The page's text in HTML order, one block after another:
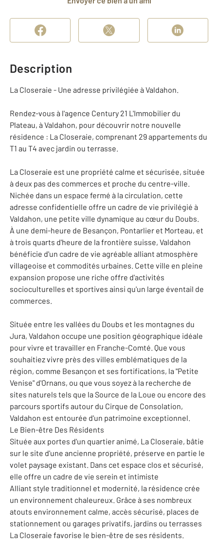
Description
La Closeraie - Une adresse privilégiée à Valdahon.
Rendez-vous à l'agence Century 21 L'Immobilier du
Plateau, à Valdahon, pour découvrir notre nouvelle
résidence : La Closeraie, comprenant 29 appartements du
T1 au T4 avec jardin ou terrasse.
La Closeraie est une propriété calme et sécurisée, située
à deux pas des commerces et proche du centre-ville.
Nichée dans un espace fermé à la circulation, cette
adresse confidentielle offre un cadre de vie privilégié à
Valdahon, une petite ville dynamique au cœur du Doubs.
À une demi-heure de Besançon, Pontarlier et Morteau, et
à trois quarts d'heure de la frontière suisse, Valdahon
bénéficie d'un cadre de vie agréable alliant atmosphère
villageoise et commodités urbaines. Cette ville en pleine
expansion propose une riche offre d'activités
socioculturelles et sportives ainsi qu'un large éventail de
commerces.
Située entre les vallées du Doubs et les montagnes du
Jura, Valdahon occupe une position géographique idéale
pour vivre et travailler en Franche-Comté. Que vous
souhaitiez vivre près des villes emblématiques de la
région, comme Besançon et ses fortifications, la "Petite
Venise" d'Ornans, ou que vous soyez à la recherche de
sites naturels tels que la Source de la Loue ou encore des
parcours sportifs autour du Cirque de Consolation,
Valdahon est entourée d'un patrimoine exceptionnel.
Le Bien-être Des Résidents
Située aux portes d'un quartier animé, La Closeraie, bâtie
sur le site d'une ancienne propriété, préserve en partie le
volet paysage existant. Dans cet espace clos et sécurisé,
elle offre un cadre de vie serein et intimiste
Alliant style traditionnel et modernité, la résidence crée
un environnement chaleureux. Grâce à ses nombreux
atouts environnement calme, accès sécurisé, places de
stationnement ou garages privatifs, jardins ou terrasses
La Closeraie favorise le bien-être de ses résidents.